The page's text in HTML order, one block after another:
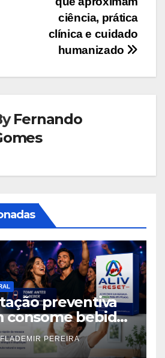
ciência, prática
clínica e cuidado
humanizado
Fernando
preventiva
consome bebidas
espaço no
FLADEMIR PEREIRA